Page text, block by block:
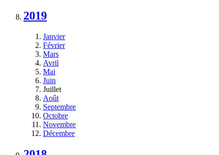
2019
Janvier
Février
Mars
Avril
Mai
Juin
Juillet
Août
Septembre
Octobre
Novembre
Décembre